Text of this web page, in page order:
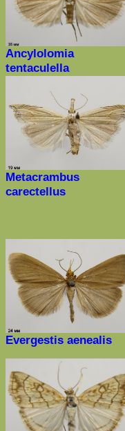
Ancylolomia
tentaculella
Metacrambus
carectellus
Evergestis aenealis